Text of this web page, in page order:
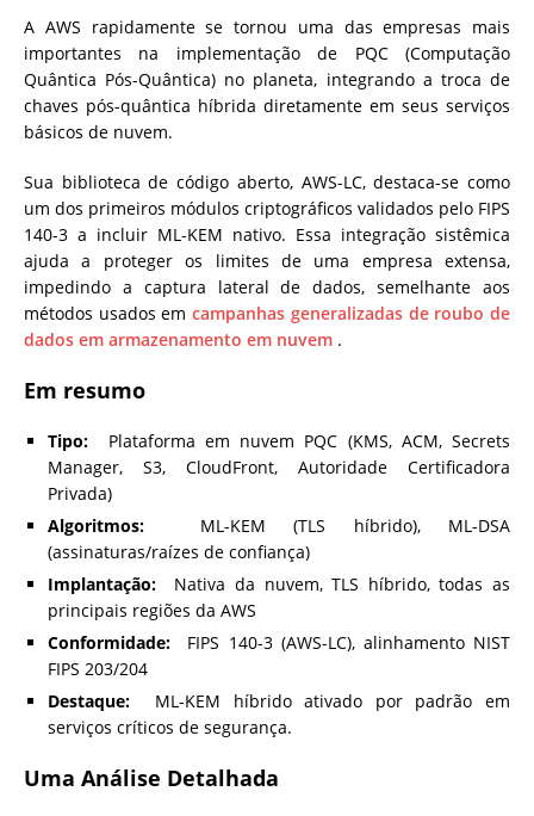
A AWS rapidamente se tornou uma das empresas mais
importantes na implementação de PQC (Computação
Quântica Pós-Quântica) no planeta, integrando a troca de
chaves pós-quântica híbrida diretamente em seus serviços
básicos de nuvem.
Sua biblioteca de código aberto, AWS-LC, destaca-se como
um dos primeiros módulos criptográficos validados pelo FIPS
140-3 a incluir ML-KEM nativo. Essa integração sistêmica
ajuda a proteger os limites de uma empresa extensa,
impedindo a captura lateral de dados, semelhante aos
métodos usados ​​emcampanhas generalizadas de roubo de
dados em armazenamento em nuvem .
Em resumo
Tipo: Plataforma em nuvem PQC (KMS, ACM, Secrets
Manager, S3, CloudFront, Autoridade Certificadora
Privada)
Algoritmos: ML-KEM (TLS híbrido), ML-DSA
(assinaturas/raízes de confiança)
Implantação: Nativa da nuvem, TLS híbrido, todas as
principais regiões da AWS
Conformidade: FIPS 140-3 (AWS-LC), alinhamento NIST
FIPS 203/204
Destaque: ML-KEM híbrido ativado por padrão em
serviços críticos de segurança.
Uma Análise Detalhada